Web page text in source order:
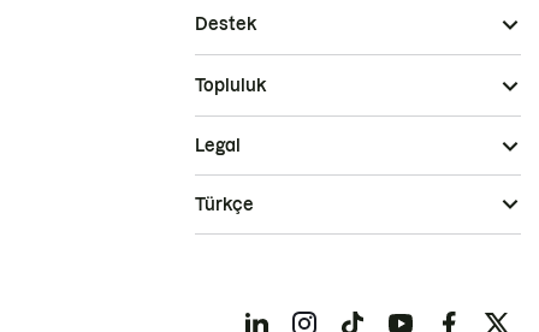
Destek
Topluluk
Legal
Türkçe